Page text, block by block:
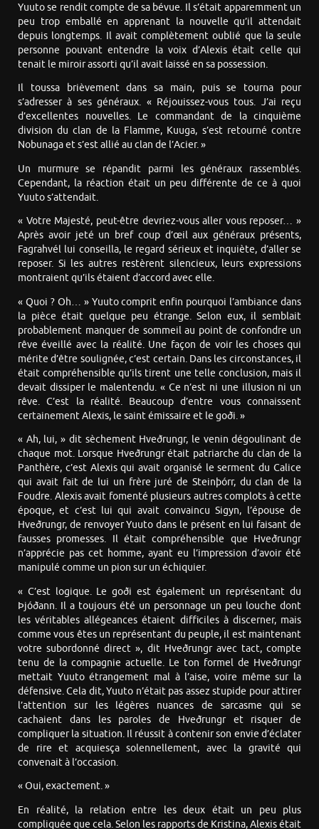
Yuuto se rendit compte de sa bévue. Il s’était apparemment un
peu trop emballé en apprenant la nouvelle qu’il attendait
depuis longtemps. Il avait complètement oublié que la seule
personne pouvant entendre la voix d’Alexis était celle qui
tenait le miroir assorti qu’il avait laissé en sa possession.
Il toussa brièvement dans sa main, puis se tourna pour
s’adresser à ses généraux. « Réjouissez-vous tous. J’ai reçu
d’excellentes nouvelles. Le commandant de la cinquième
division du clan de la Flamme, Kuuga, s’est retourné contre
Nobunaga et s’est allié au clan de l’Acier. »
Un murmure se répandit parmi les généraux rassemblés.
Cependant, la réaction était un peu différente de ce à quoi
Yuuto s’attendait.
« Votre Majesté, peut-être devriez-vous aller vous reposer… »
Après avoir jeté un bref coup d’œil aux généraux présents,
Fagrahvél lui conseilla, le regard sérieux et inquiète, d’aller se
reposer. Si les autres restèrent silencieux, leurs expressions
montraient qu’ils étaient d’accord avec elle.
« Quoi ? Oh… » Yuuto comprit enfin pourquoi l’ambiance dans
la pièce était quelque peu étrange. Selon eux, il semblait
probablement manquer de sommeil au point de confondre un
rêve éveillé avec la réalité. Une façon de voir les choses qui
mérite d’être soulignée, c’est certain. Dans les circonstances, il
était compréhensible qu’ils tirent une telle conclusion, mais il
devait dissiper le malentendu. « Ce n’est ni une illusion ni un
rêve. C’est la réalité. Beaucoup d’entre vous connaissent
certainement Alexis, le saint émissaire et le goði. »
« Ah, lui, » dit sèchement Hveðrungr, le venin dégoulinant de
chaque mot. Lorsque Hveðrungr était patriarche du clan de la
Panthère, c’est Alexis qui avait organisé le serment du Calice
qui avait fait de lui un frère juré de Steinþórr, du clan de la
Foudre. Alexis avait fomenté plusieurs autres complots à cette
époque, et c’est lui qui avait convaincu Sigyn, l’épouse de
Hveðrungr, de renvoyer Yuuto dans le présent en lui faisant de
fausses promesses. Il était compréhensible que Hveðrungr
n’apprécie pas cet homme, ayant eu l’impression d’avoir été
manipulé comme un pion sur un échiquier.
« C’est logique. Le goði est également un représentant du
Þjóðann. Il a toujours été un personnage un peu louche dont
les véritables allégeances étaient difficiles à discerner, mais
comme vous êtes un représentant du peuple, il est maintenant
votre subordonné direct », dit Hveðrungr avec tact, compte
tenu de la compagnie actuelle. Le ton formel de Hveðrungr
mettait Yuuto étrangement mal à l’aise, voire même sur la
défensive. Cela dit, Yuuto n’était pas assez stupide pour attirer
l’attention sur les légères nuances de sarcasme qui se
cachaient dans les paroles de Hveðrungr et risquer de
compliquer la situation. Il réussit à contenir son envie d’éclater
de rire et acquiesça solennellement, avec la gravité qui
convenait à l’occasion.
« Oui, exactement. »
En réalité, la relation entre les deux était un peu plus
compliquée que cela. Selon les rapports de Kristina, Alexis était